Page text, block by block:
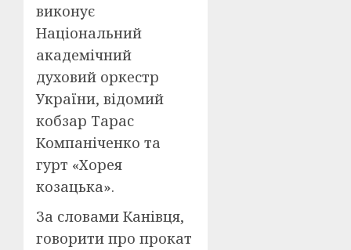
виконує
Національний
академічний
духовий оркестр
України, відомий
кобзар Тарас
Компаніченко та
гурт «Хорея
козацька».
За словами Канівця,
говорити про прокат